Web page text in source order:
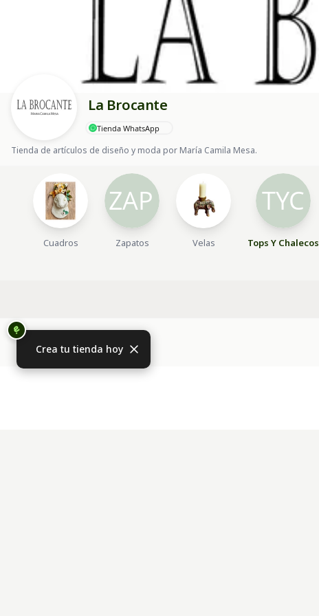
La Brocante
Tienda WhatsApp
Tienda de artículos de diseño y moda por María Camila Mesa.
Cuadros Zapatos Velas Tops Y Chalecos
Crea tu tienda hoy